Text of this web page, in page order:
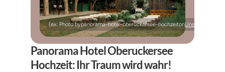
(ex: Photo bypanorama-hotel-oberuckersee-hochzeitonUnsplash
Panorama Hotel Oberuckersee
Hochzeit: Ihr Traum wird wahr!